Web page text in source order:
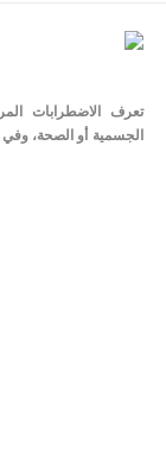
الأمن يتلف 16 مليون حبة كبتاجون
القاضي يلتقي
تعرف الاضطرابات
الجسمية أو الصحة،